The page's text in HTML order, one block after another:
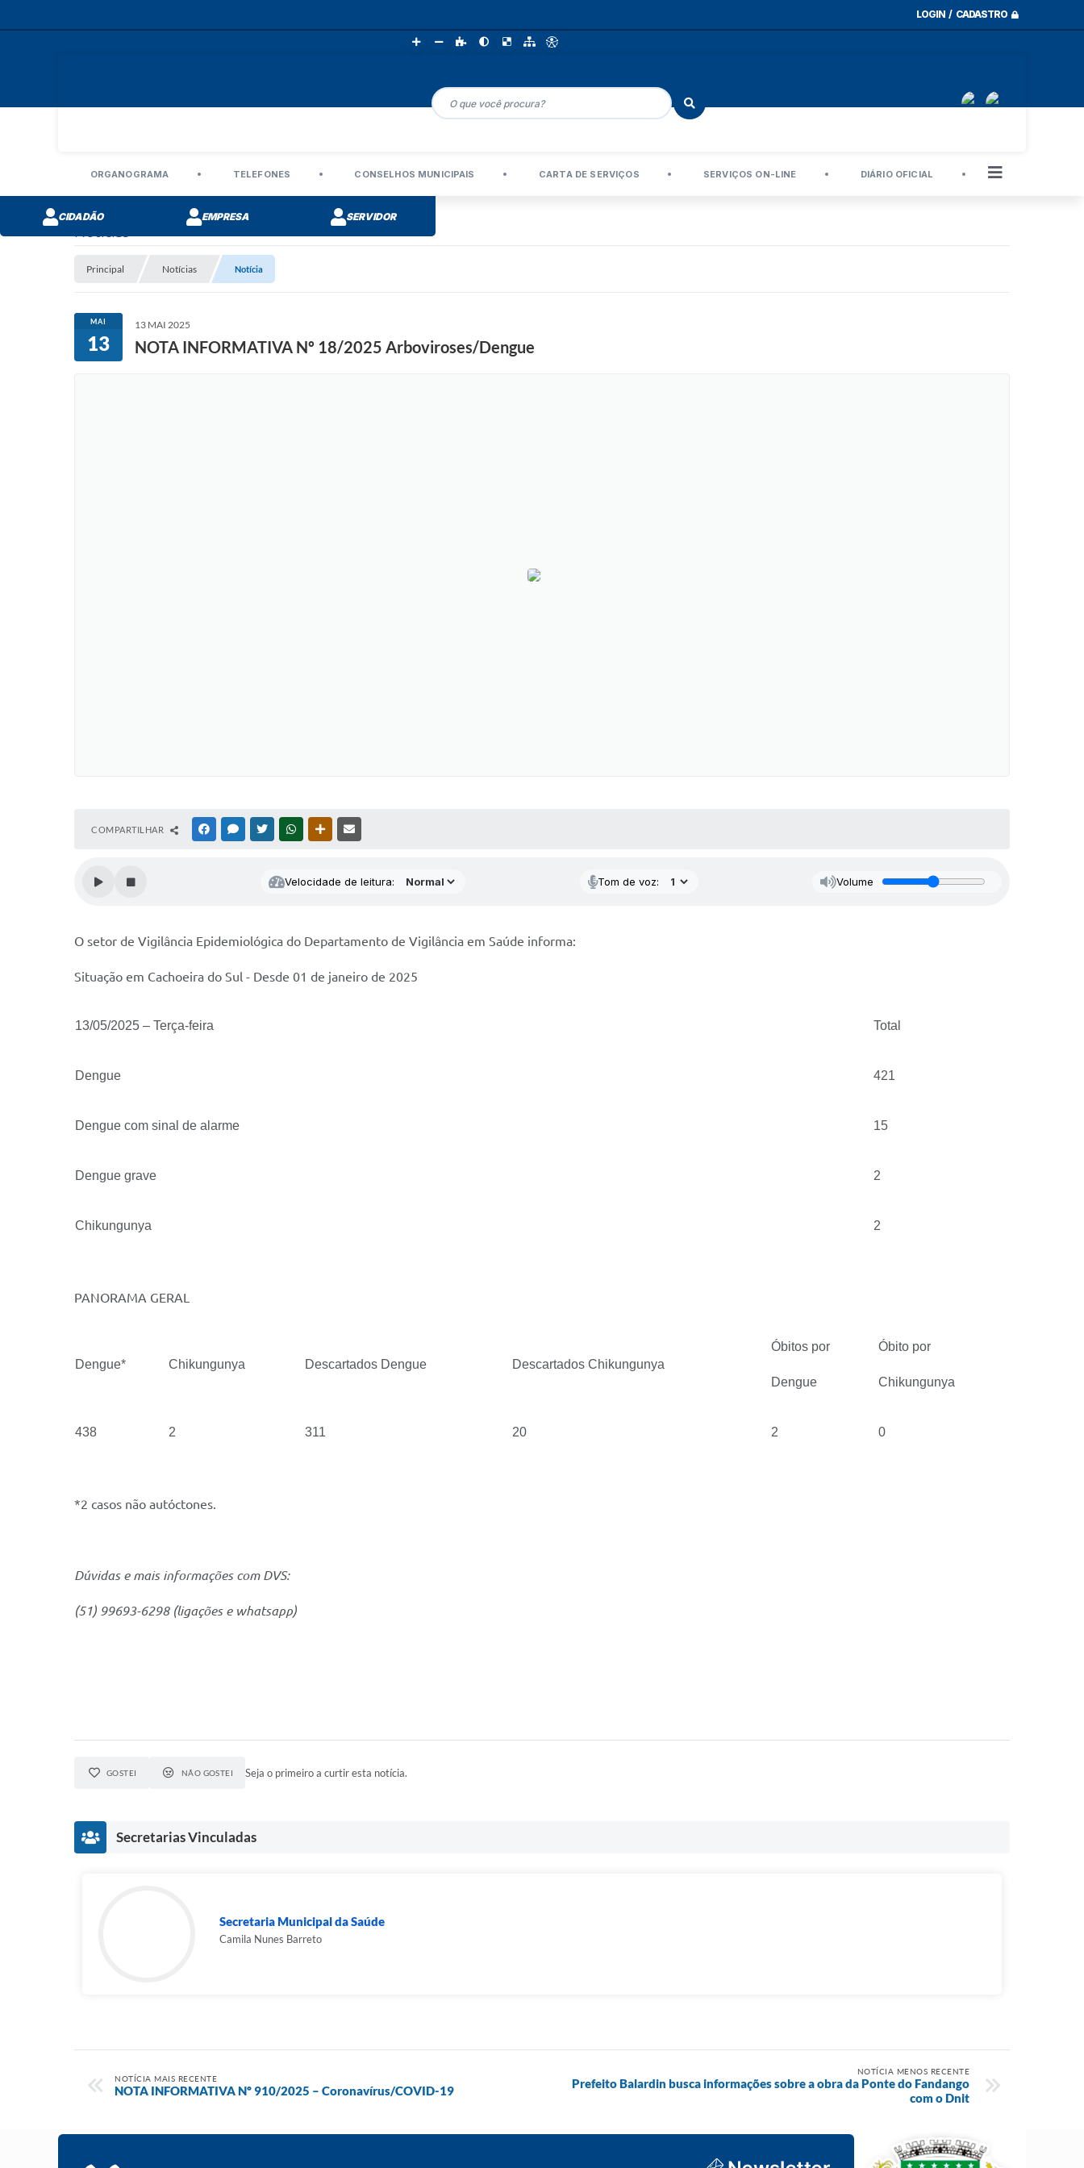
LOGIN / CADASTRO
ORGANOGRAMA TELEFONES CONSELHOS MUNICIPAIS CARTA DE SERVIÇOS SERVIÇOS ON-LINE DIÁRIO OFICIAL
CIDADÃO EMPRESA SERVIDOR
Principal Notícias Notícia
MAI
13
13 MAI 2025
NOTA INFORMATIVA Nº 18/2025 Arboviroses/Dengue
COMPARTILHAR FACEBOOKMESSENGER
TWITTERWHATSAPPOUTRAS MÍDIAS
Velocidade de leitura: Tom de voz: Volume
O setor de Vigilância Epidemiológica do Departamento de Vigilância em Saúde informa:
Situação em Cachoeira do Sul - Desde 01 de janeiro de 2025
13/05/2025 – Terça-feira Total
Dengue 421
Dengue com sinal de alarme 15
Dengue grave 2
Chikungunya 2
PANORAMA GERAL
Dengue* Chikungunya Descartados Dengue Descartados Chikungunya
Óbitos por
Dengue
Óbito por
Chikungunya
438 2 311 20 2 0
*2 casos não autóctones.
Dúvidas e mais informações com DVS:
(51) 99693-6298 (ligações e whatsapp)
GOSTEI NÃO GOSTEI Seja o primeiro a curtir esta notícia.
Secretarias Vinculadas
Secretaria Municipal da Saúde
Camila Nunes Barreto
NOTÍCIA MAIS RECENTE
NOTA INFORMATIVA Nº 910/2025 – Coronavírus/COVID-19
NOTÍCIA MENOS RECENTE
Prefeito Balardin busca informações sobre a obra da Ponte do Fandango
com o Dnit